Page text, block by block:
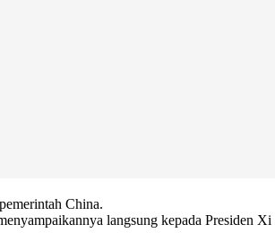
China.
langsung kepada Presiden